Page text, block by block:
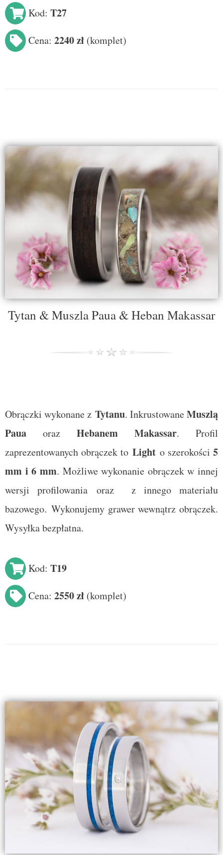
Kod: T27
Cena: 2240 zł (komplet)
Tytan & Muszla Paua & Heban Makassar
Obrączki wykonane z Tytanu. InkrustowaneMuszlą
Paua oraz Hebanem Makassar. Profil
zaprezentowanych obrączek to Light o szerokości 5
mm i 6 mm. Możliwe wykonanie obrączek w innej
wersji profilowania
oraz
z innego materiału
bazowego. Wykonujemy grawer wewnątrz obrączek.
Wysyłka bezpłatna.
Kod: T19
Cena: 2550 zł (komplet)